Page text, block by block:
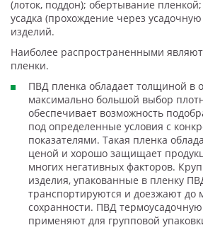
(лоток, поддон); обертывание
усадка (прохождение через
изделий.
Наиболее распространенными
пленки.
ПВД пленка обладает толщиной в
максимально большой выбор
обеспечивает возможность
под определенные условия с
показателями. Такая пленка
ценой и хорошо защищает
многих негативных факторов.
изделия, упакованные в пленку
транспортируются и доезжают до
сохранности. ПВД
применяют для групповой